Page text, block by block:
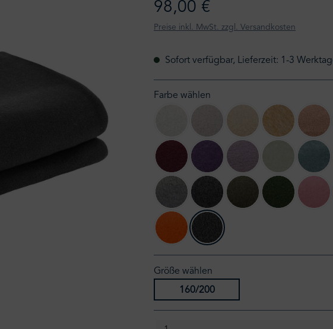
98,00 €
Preise inkl. MwSt. zzgl. Versandkosten
Sofort verfügbar, Lieferzeit: 1-3
Farbe wählen
010 offwhite090 clay 020 creme810 camel040
390 wine 490 aubergine405 pale lavender
620 milky545
920 light grey meliert
940 medium grey meliert
681 olive branch
661 dark
245 amber960 anthrazit meliert
Größe wählen
160/200